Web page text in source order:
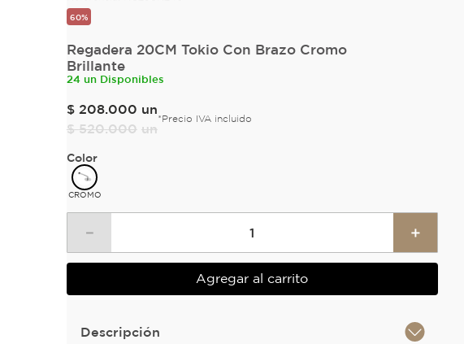
60%
Regadera 20CM Tokio Con Brazo Cromo
Brillante
24 un Disponibles
$ 208.000 un
$ 520.000 un
*Precio IVA incluido
Color
CROMO
＋
－
Agregar al carrito
Descripción